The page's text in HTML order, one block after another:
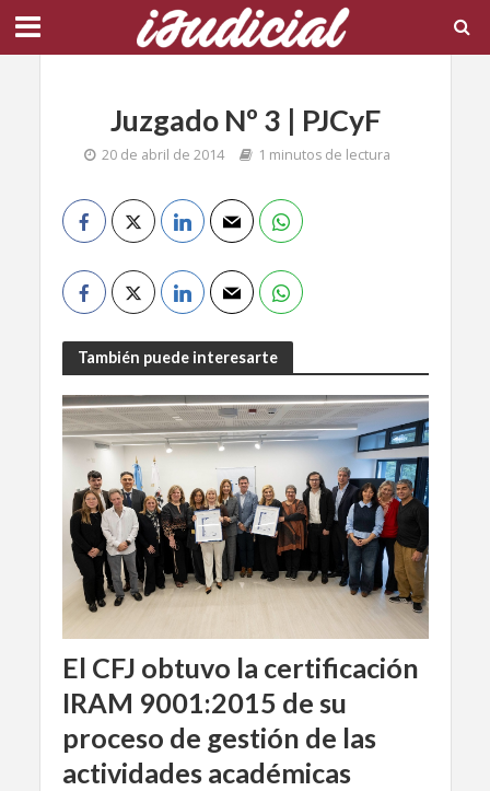
Juzgado Nº 3 | PJCyF
20 de abril de 2014 1 minutos de lectura
También puede interesarte
El CFJ obtuvo la certificación
IRAM 9001:2015 de su
proceso de gestión de las
actividades académicas